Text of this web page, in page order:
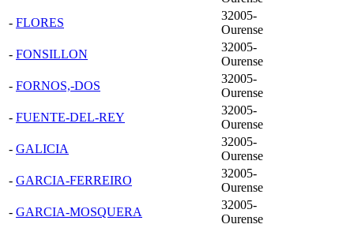
- FLORES
32005-
Ourense
- FONSILLON
32005-
Ourense
- FORNOS,-DOS
32005-
Ourense
- FUENTE-DEL-REY
32005-
Ourense
- GALICIA
32005-
Ourense
- GARCIA-FERREIRO
32005-
Ourense
- GARCIA-MOSQUERA
32005-
Ourense